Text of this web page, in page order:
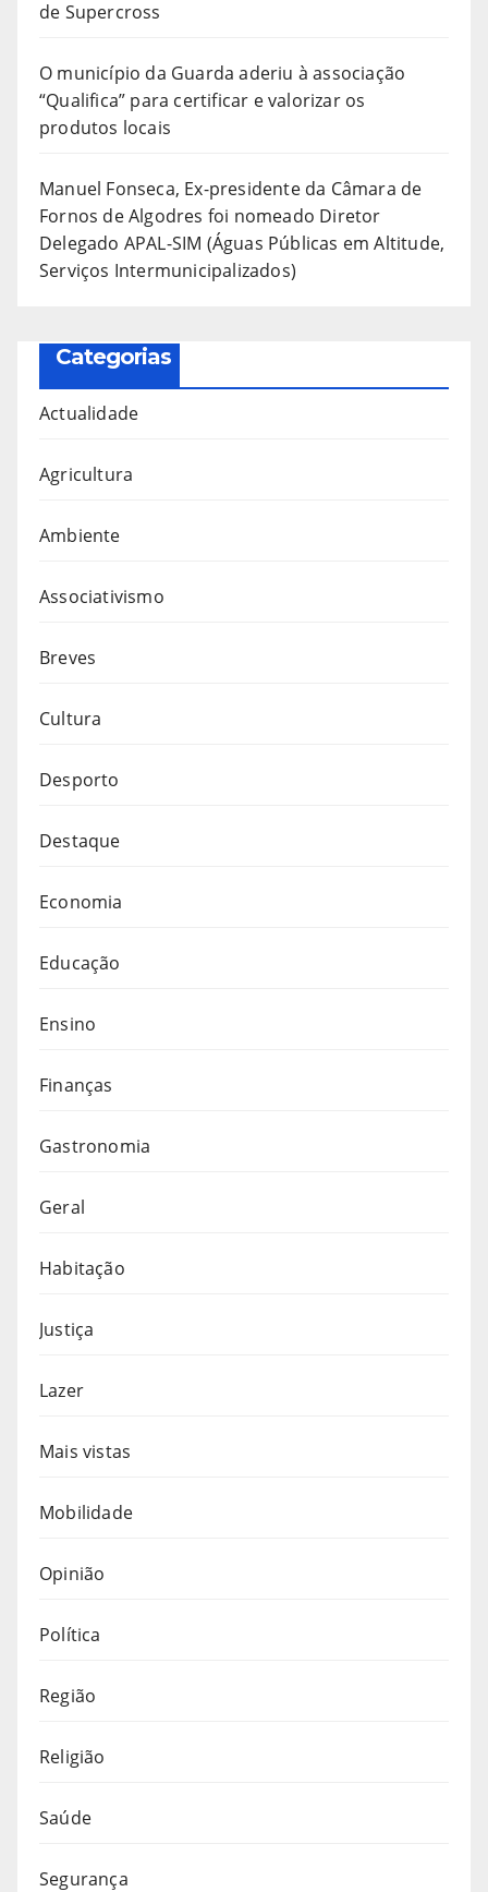
de Supercross
O município da Guarda aderiu à associação
“Qualifica” para certificar e valorizar os
produtos locais
Manuel Fonseca, Ex-presidente da Câmara de
Fornos de Algodres foi nomeado Diretor
Delegado APAL-SIM (Águas Públicas em Altitude,
Serviços Intermunicipalizados)
Categorias
Actualidade
Agricultura
Ambiente
Associativismo
Breves
Cultura
Desporto
Destaque
Economia
Educação
Ensino
Finanças
Gastronomia
Geral
Habitação
Justiça
Lazer
Mais vistas
Mobilidade
Opinião
Política
Região
Religião
Saúde
Segurança